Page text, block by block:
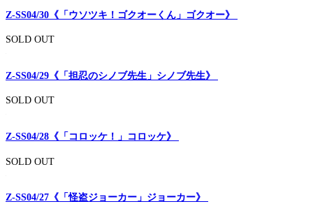
Z-SS04/30《「ウソツキ！ゴクオーくん」ゴクオー》
SOLD OUT
Z-SS04/29《「担忍のシノブ先生」シノブ先生》
SOLD OUT
Z-SS04/28《「コロッケ！」コロッケ》
SOLD OUT
Z-SS04/27《「怪盗ジョーカー」ジョーカー》